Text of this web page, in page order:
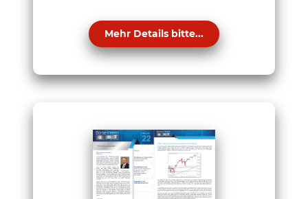
Mehr Details bitte...